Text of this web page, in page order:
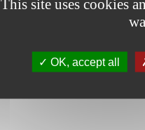
This site uses cookies
OK, accept all